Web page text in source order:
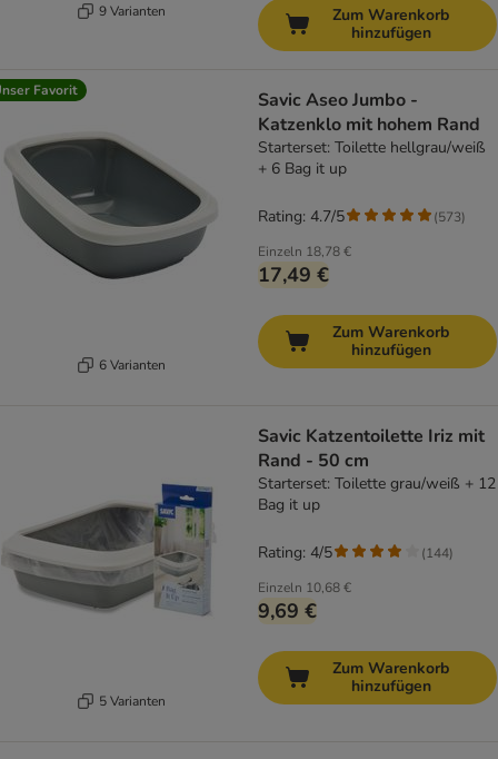
9 Varianten
Zum Warenkorb
hinzufügen
Favorit
6 Varianten
Savic Aseo Jumbo -
Katzenklo mit hohem Rand
Starterset: Toilette hellgrau/weiß
+ 6 Bag it up
Einzeln 18,78 €
17,49 €
Rating: 4.7/5 (573)
Zum Warenkorb
hinzufügen
5 Varianten
Savic Katzentoilette Iriz mit
Rand - 50 cm
Starterset: Toilette grau/weiß + 12
Bag it up
Einzeln 10,68 €
9,69 €
Rating: 4/5 (144)
Zum Warenkorb
hinzufügen